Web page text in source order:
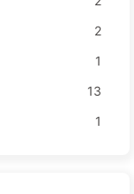
2
1
13
1